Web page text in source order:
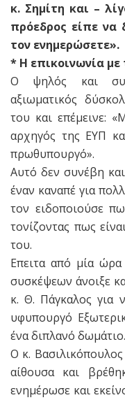
κ. Σημίτη και –
πρόεδρος είπε να
τον ενημερώσετε».
* Η επικοινωνία
Ο ψηλός και
αξιωματικός
του και επέμεινε:
αρχηγός της ΕΥΠ
πρωθυπουργό».
Αυτό δεν συνέβη
έναν καναπέ για
τον ειδοποιούσε
τονίζοντας πως
του.
Επειτα από μία
συσκέψεων άνοιξε
κ. Θ. Πάγκαλος για
υφυπουργό
ένα διπλανό δωμάτιο.
Ο κ.
αίθουσα και
ενημέρωσε και